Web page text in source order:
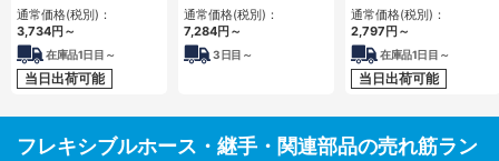
通常価格(税別)：
3,734円～
在庫品1日目～
当日出荷可能
通常価格(税別)：
7,284円～
3日目～
通常価格(税別)：
2,797円～
在庫品1日目～
当日出荷可能
フレキシブルホース・継手・関連部品の売れ筋ラン